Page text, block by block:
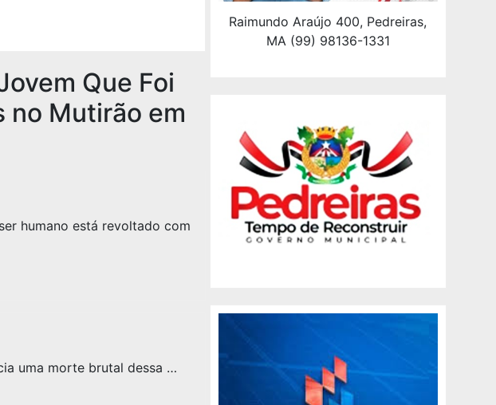
Que Foi
no Mutirão em
humano está revoltado com
uma morte brutal dessa …
Raimundo Araújo 400, Pedreiras,
MA (99) 98136-1331